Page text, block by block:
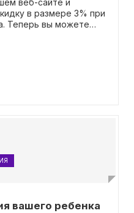
веб-сайте и
в размере 3% при
Теперь вы можете
вашего ребенка